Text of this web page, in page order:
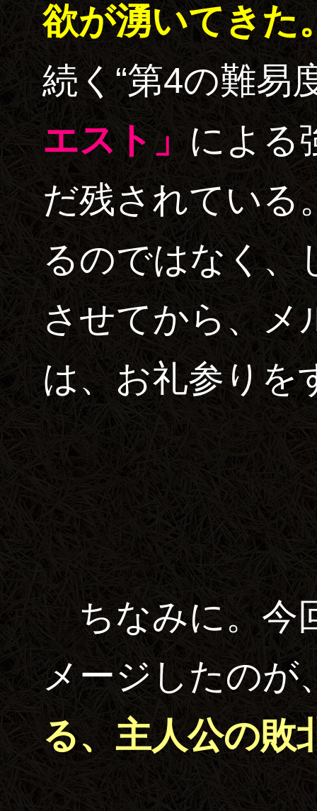
欲が湧いてきた
続く“第4の難易
エスト」 による
だ残されている
るのではなく、
させてから、メ
は、お礼参りを
ちなみに。今
メージしたのが
る、主人公の敗